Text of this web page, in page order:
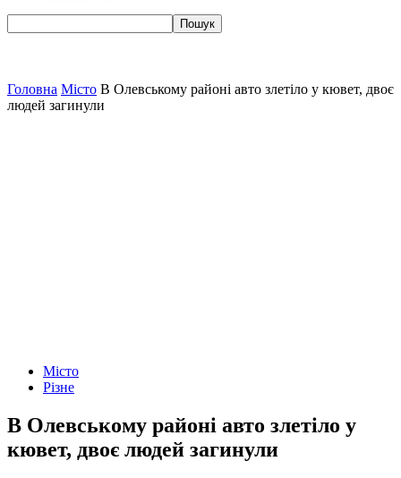
Головна Місто В Олевському районі авто злетіло у кювет, двоє
людей загинули
Місто
Різне
В Олевському районі авто злетіло у
кювет, двоє людей загинули